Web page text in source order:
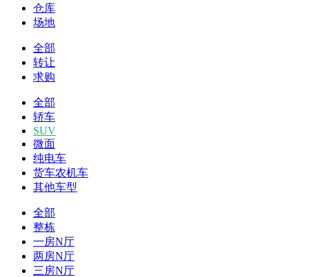
仓库
场地
全部
转让
求购
全部
轿车
SUV
微面
纯电车
货车农机车
其他车型
全部
整栋
一房N厅
两房N厅
三房N厅